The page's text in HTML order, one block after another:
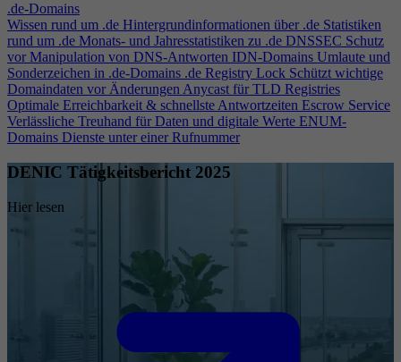
.de-Domains
Wissen rund um .de Hintergrundinformationen über .de Statistiken
rund um .de Monats- und Jahresstatistiken zu .de DNSSEC Schutz
vor Manipulation von DNS-Antworten IDN-Domains Umlaute und
Sonderzeichen in .de-Domains .de Registry Lock Schützt wichtige
Domaindaten vor ÄnderungenAnycast für TLD Registries
Optimale Erreichbarkeit & schnellste Antwortzeiten Escrow Service
Verlässliche Treuhand für Daten und digitale Werte ENUM-
Domains Dienste unter einer Rufnummer
DENIC Tätigkeitsbericht 2025
Hier lesen